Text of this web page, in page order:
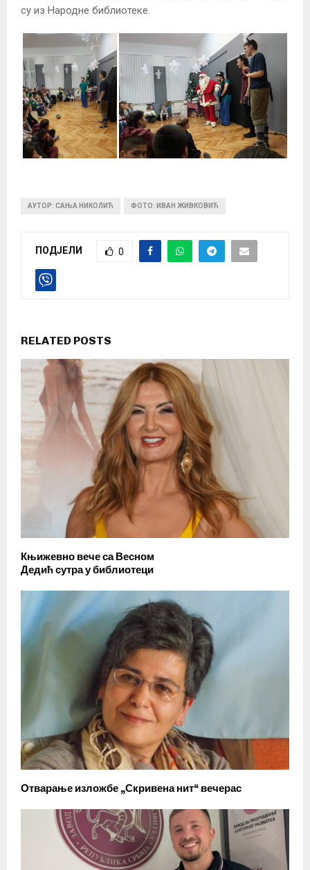
су из Народне библиотеке.
АУТОР: САЊА НИКОЛИЋ ФОТО: ИВАН ЖИВКОВИЋ
ПОДЈЕЛИ 0
RELATED POSTS
Књижевно вече са Весном
Дедић сутра у библиотеци
Отварање изложбе „Скривена нит“ вечерас